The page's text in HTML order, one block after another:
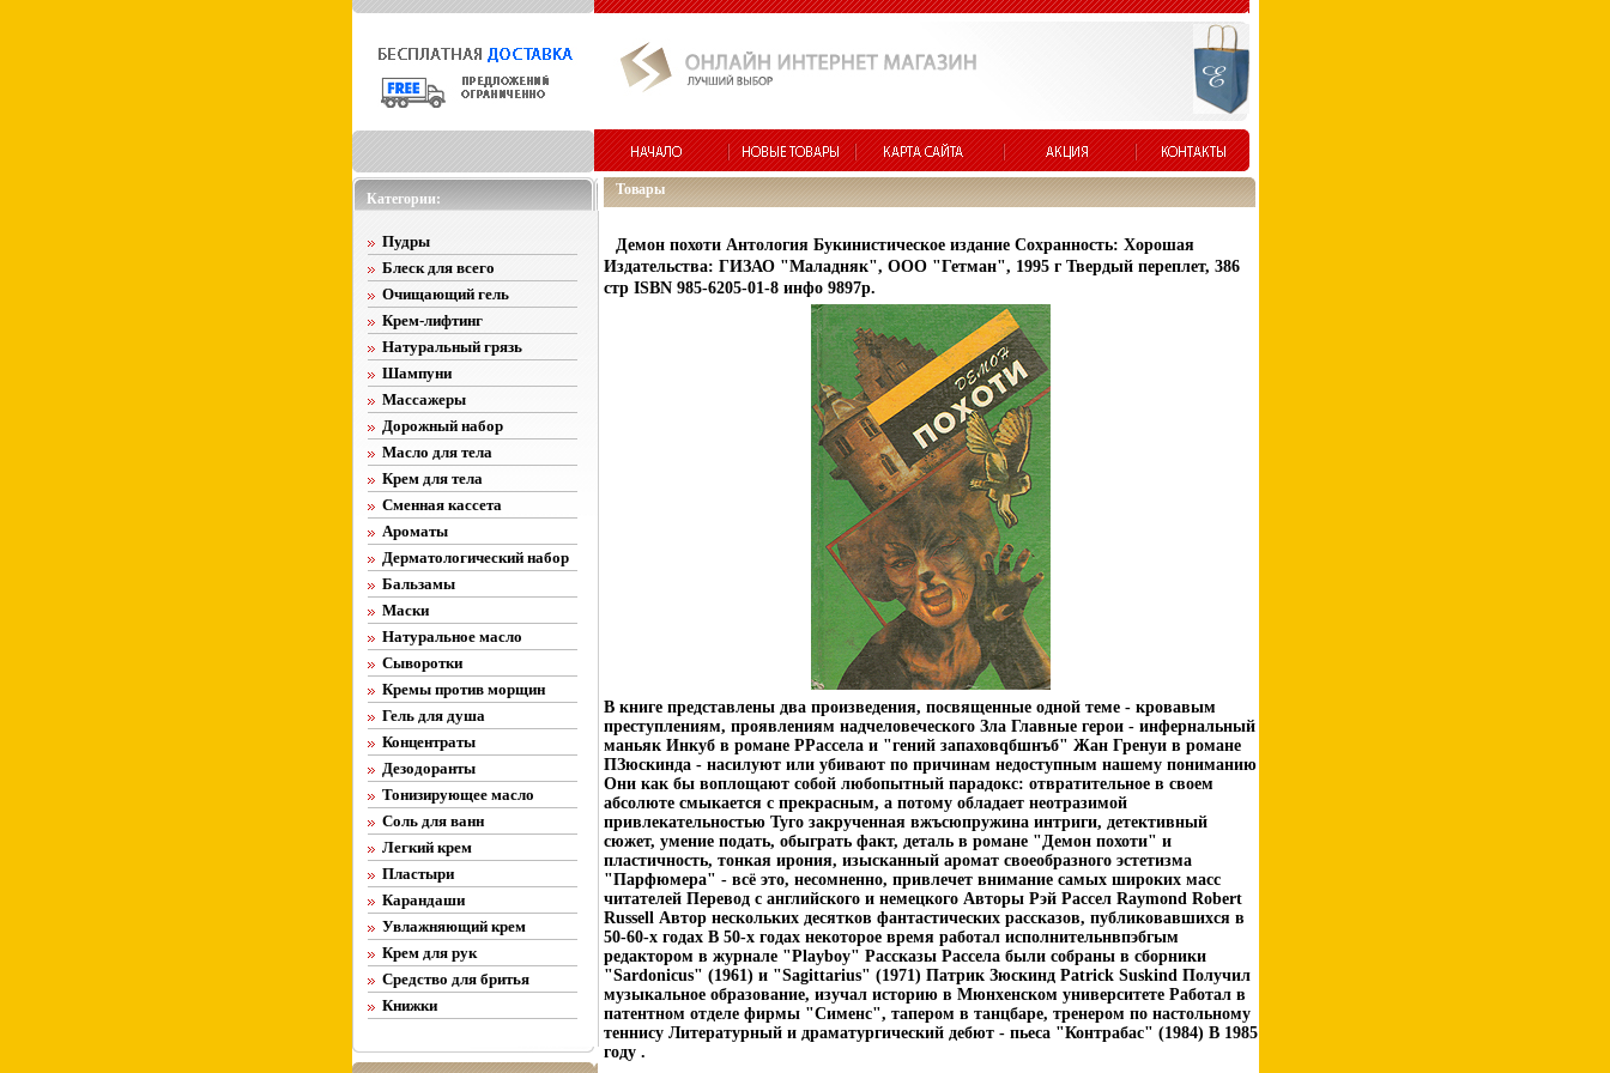
Категории:
Пудры
Блеск для всего
Очищающий гель
Крем-лифтинг
Натуральный грязь
Шампуни
Массажеры
Дорожный набор
Масло для тела
Крем для тела
Сменная кассета
Ароматы
Дерматологический набор
Бальзамы
Маски
Натуральное масло
Сыворотки
Кремы против морщин
Гель для душа
Концентраты
Дезодоранты
Тонизирующее масло
Соль для ванн
Легкий крем
Пластыри
Карандаши
Увлажняющий крем
Крем для рук
Средство для бритья
Книжки
Товары
Демон похоти Антология Букинистическое издание Сохранность: Хорошая
Издательства: ГИЗАО "Маладняк", ООО "Гетман", 1995 г Твердый переплет, 386
стр ISBN 985-6205-01-8 инфо 9897p.
В книге представлены два произведения, посвященные одной теме - кровавым
преступлениям, проявлениям надчеловеческого Зла Главные герои - инфернальный
маньяк Инкуб в романе РРассела и "гений запаховqбшнъб" Жан Гренуи в романе
ПЗюскинда - насилуют или убивают по причинам недоступным нашему пониманию
Они как бы воплощают собой любопытный парадокс: отвратительное в своем
абсолюте смыкается с прекрасным, а потому обладает неотразимой
привлекательностью Туго закрученная вжъсюпружина интриги, детективный
сюжет, умение подать, обыграть факт, деталь в романе "Демон похоти" и
пластичность, тонкая ирония, изысканный аромат своеобразного эстетизма
"Парфюмера" - всё это, несомненно, привлечет внимание самых широких масс
читателей Перевод с английского и немецкого Авторы Рэй Рассел Raymond Robert
Russell Автор нескольких десятков фантастических рассказов, публиковавшихся в
50-60-х годах В 50-х годах некоторое время работал исполнительнвпэбгым
редактором в журнале "Playboy" Рассказы Рассела были собраны в сборники
"Sardonicus" (1961) и "Sagittarius" (1971) Патрик Зюскинд Patrick Suskind Получил
музыкальное образование, изучал историю в Мюнхенском университете Работал в
патентном отделе фирмы "Сименс", тапером в танцбаре, тренером по настольному
теннису Литературный и драматургический дебют - пьеса "Контрабас" (1984) В 1985
году .